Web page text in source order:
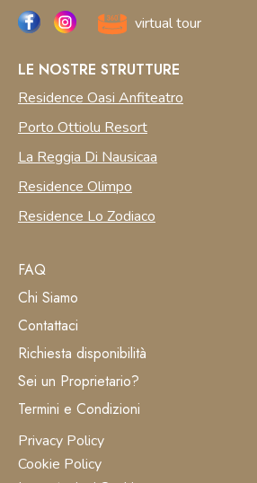
virtual tour
FAQ
Chi Siamo
Contattaci
Richiesta disponibilità
Sei un Proprietario?
Termini e Condizioni
Privacy Policy
Cookie Policy
LE NOSTRE STRUTTURE
Residence Oasi Anfiteatro
Porto Ottiolu Resort
La Reggia Di Nausicaa
Residence Olimpo
Residence Lo Zodiaco